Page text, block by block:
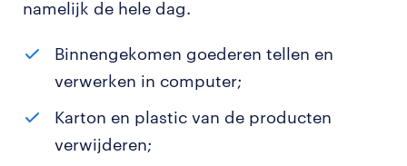
namelijk de hele dag.
Binnengekomen goederen tellen en
verwerken in computer;
Karton en plastic van de producten
verwijderen;